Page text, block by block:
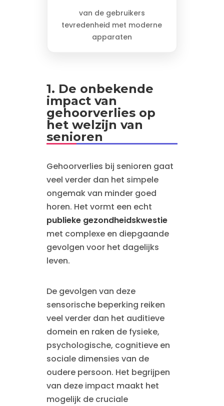
van de gebruikers
tevredenheid met moderne
apparaten
1. De onbekende
impact van
gehoorverlies op
het welzijn van
senioren
Gehoorverlies bij senioren gaat
veel verder dan het simpele
ongemak van minder goed
horen. Het vormt een echt
publieke gezondheidskwestie
met complexe en diepgaande
gevolgen voor het dagelijks
leven.
De gevolgen van deze
sensorische beperking reiken
veel verder dan het auditieve
domein en raken de fysieke,
psychologische, cognitieve en
sociale dimensies van de
oudere persoon. Het begrijpen
van deze impact maakt het
mogelijk de cruciale